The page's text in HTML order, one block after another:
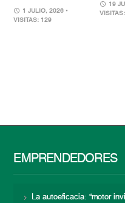
1 JULIO, 2026 •
VISITAS: 129
19
EMPRENDEDORES
La autoeficacia: “motor